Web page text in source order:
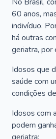
60 anos,
indivíduo.
há outras
geriatra, por
Idosos que
saúde com
condições
Idosos com
podem